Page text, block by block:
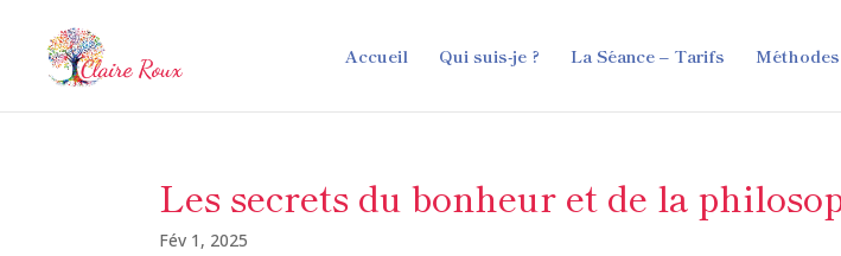
Accueil Qui suis-je ? La Séance – Tarifs
Les secrets du bonheur et de la
Fév 1, 2025